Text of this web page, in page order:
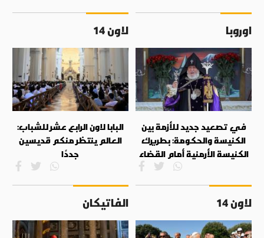
اوروبا
في تصعيد جديد للأزمة بين
الكنيسة والحكومة: بطريرك
الكنيسة الأرمنية أمام القضاء
لاون 14
البابا لاون الرابع عشر للشباب:
العالم ينتظر منكم قديسين
جددًا
لاون 14 الفاتيكان